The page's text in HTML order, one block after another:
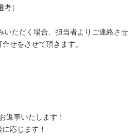
考）
いただく場合、担当者よりご連絡させ
せをさせて頂きます。
返事いたします！
応じます！